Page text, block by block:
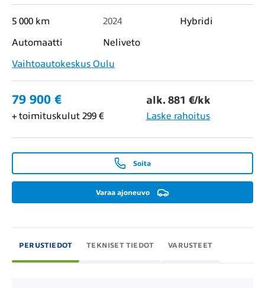
5 000 km 2024
Hybridi
Automaatti
Neliveto
Vaihtoautokeskus Oulu
79 900 € alk. 881 €/kk
+ toimituskulut 299 € Laske rahoitus
Soita
Varaa ajoneuvo
PERUSTIEDOT TEKNISET TIEDOT VARUSTEET